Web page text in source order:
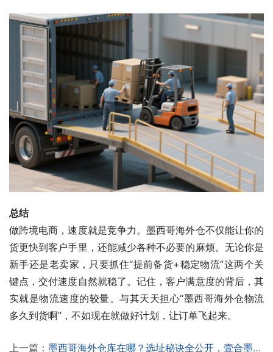
总结
做跨境电商，速度就是竞争力。墨西哥海外仓不仅能让你的
货更快到客户手里，还能减少各种不必要的麻烦。无论你是
新手还是老卖家，只要抓住“提前备货+稳定物流”这两个关
键点，交付速度自然就稳了。记住，客户满意度的背后，其
实就是物流速度的较量。与其天天担心“墨西哥海外仓物流
多久到货啊”，不如现在就做好计划，让订单飞起来。
上一篇： 墨西哥海外仓库在哪？选址秘诀全公开，壹合墨西哥带你玩转跨境物流！